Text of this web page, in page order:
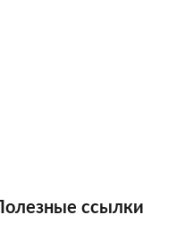
Полезные ссылки